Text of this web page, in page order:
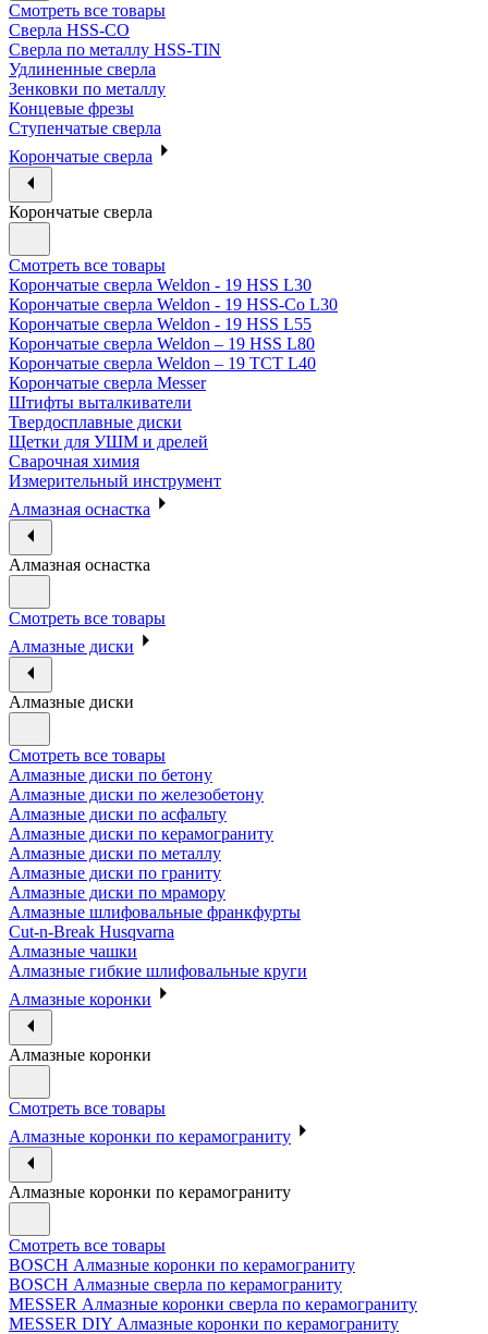
Смотреть все товары
Сверла HSS-CO
Сверла по металлу HSS-TIN
Удлиненные сверла
Зенковки по металлу
Концевые фрезы
Ступенчатые сверла
Корончатые сверла
Корончатые сверла
Смотреть все товары
Корончатые сверла Weldon - 19 HSS L30
Корончатые сверла Weldon - 19 HSS-Co L30
Корончатые сверла Weldon - 19 HSS L55
Корончатые сверла Weldon – 19 HSS L80
Корончатые сверла Weldon – 19 TCT L40
Корончатые сверла Messer
Штифты выталкиватели
Твердосплавные диски
Щетки для УШМ и дрелей
Сварочная химия
Измерительный инструмент
Алмазная оснастка
Алмазная оснастка
Смотреть все товары
Алмазные диски
Алмазные диски
Смотреть все товары
Алмазные диски по бетону
Алмазные диски по железобетону
Алмазные диски по асфальту
Алмазные диски по керамограниту
Алмазные диски по металлу
Алмазные диски по граниту
Алмазные диски по мрамору
Алмазные шлифовальные франкфурты
Cut-n-Break Husqvarna
Алмазные чашки
Алмазные гибкие шлифовальные круги
Алмазные коронки
Алмазные коронки
Смотреть все товары
Алмазные коронки по керамограниту
Алмазные коронки по керамограниту
Смотреть все товары
BOSCH Алмазные коронки по керамограниту
BOSCH Алмазные сверла по керамограниту
MESSER Алмазные коронки сверла по керамограниту
MESSER DIY Алмазные коронки по керамограниту